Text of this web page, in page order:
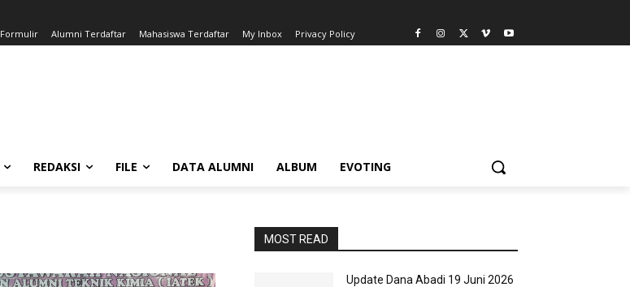
Formulir Alumni Terdaftar Mahasiswa Terdaftar My Inbox Privacy Policy
REDAKSI FILE DATA ALUMNI ALBUM EVOTING
MOST READ
Update Dana Abadi 19 Juni 2026